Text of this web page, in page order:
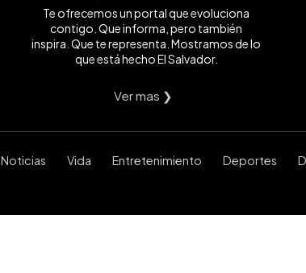
Te ofrecemos un portal que evoluciona
contigo. Que informa, pero también
inspira. Que te representa. Mostramos de lo
que está hecho El Salvador.
Ver mas ❯
Noticias Vida Entretenimiento Deportes